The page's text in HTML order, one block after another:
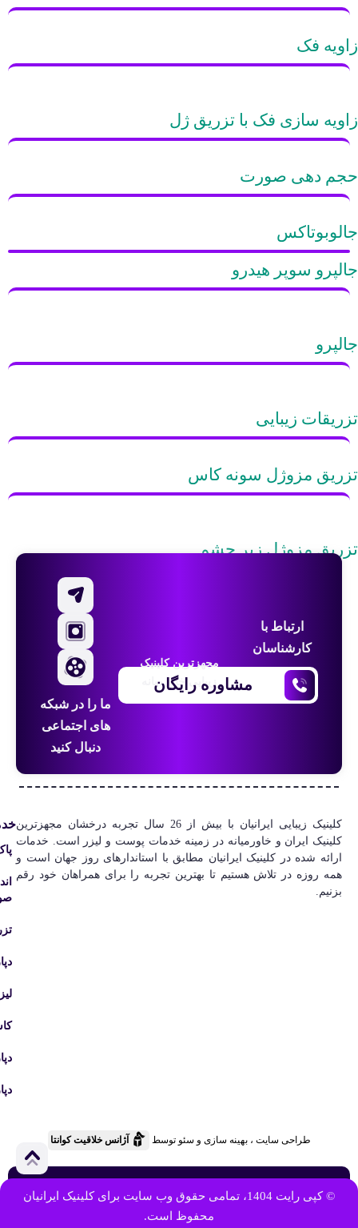
زاویه فک
زاویه سازی فک با تزریق ژل
حجم دهی صورت
جالوبوتاکس
جالپرو سوپر هیدرو
جالپرو
تزریقات زیبایی
تزریق مزوژل سونه کاس
تزریق مزوژل زیر چشم
ارتباط با
کارشناسان
مشاوره رایگان
مجهزترین کلینیک
زیبایی خاورمیانه
ما را در شبکه
های اجتماعی
دنبال کنید
کلینیک‌ زیبایی ایرانیان با بیش از 26 سال تجربه درخشان مجهزترین
کلینیک ایران و خاورمیانه در زمینه خدمات پوست و لیزر است. خدمات
ارائه شده در کلینیک ایرانیان مطابق با استاندارهای روز جهان است و
همه روزه در تلاش هستیم تا بهترین تجربه را برای همراهان خود رقم
بزنیم.
طراحی سایت ، بهینه سازی و سئو توسط آژانس خلاقیت کوانتا
© کپی رایت 1404، تمامی حقوق وب سایت برای کلینیک ایرانیان
محفوظ است.